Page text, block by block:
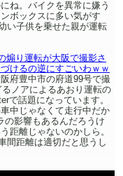
ね。バイクを異常に嫌う
ボックスに多い気がす
い子供を乗せた親が運転
煽り運転が大阪で撮影さ
けるの逆にすごいわｗｗ
府豊中市の府道99号で撮
ノアによるあおり運転の
で話題になっています。
中じゃなくて走行中だか
の影響もあるんだろうけ
距離じゃないのかしら。
間距離は適切だと思うし